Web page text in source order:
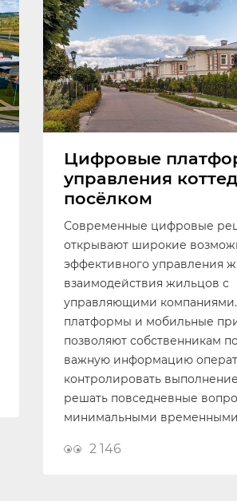
Цифровые
управления
посёлком
Современные цифровые
открывают широкие
эффективного управления
взаимодействия жильцов с
управляющими
платформы и мобильные
позволяют собственникам
важную информацию
контролировать
решать повседневные
минимальными временными
2 146